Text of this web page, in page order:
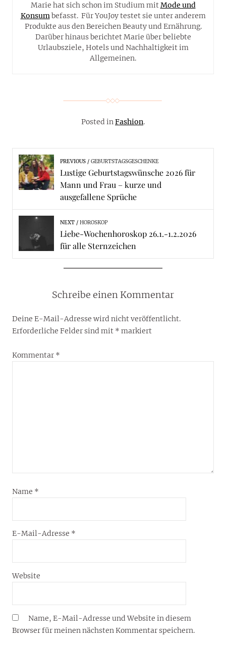
Marie hat sich schon im Studium mitMode und
Konsumbefasst. Für YouJoy testet sie unter anderem
Produkte aus den Bereichen Beauty und Ernährung.
Darüber hinaus berichtet Marie über beliebte
Urlaubsziele, Hotels und Nachhaltigkeit im
Allgemeinen.
Posted inFashion.
PREVIOUS GEBURTSTAGSGESCHENKE
Lustige Geburtstagswünsche 2026 für
Mann und Frau – kurze und
ausgefallene Sprüche
NEXT HOROSKOP
Liebe-Wochenhoroskop 26.1.-1.2.2026
für alle Sternzeichen
Schreibe einen Kommentar
Deine E-Mail-Adresse wird nicht veröffentlicht.
Erforderliche Felder sind mit * markiert
Kommentar *
Name *
E-Mail-Adresse *
Website
Name, E-Mail-Adresse und Website in diesem
Browser für meinen nächsten Kommentar speichern.